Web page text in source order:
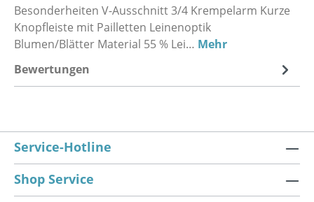
Besonderheiten V-Ausschnitt 3/4 Krempelarm Kurze
Knopfleiste mit Pailletten Leinenoptik
Blumen/Blätter Material 55 % Lei… Mehr
Bewertungen
Service-Hotline
Shop Service